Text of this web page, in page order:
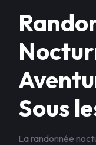
Sous
La randonnée